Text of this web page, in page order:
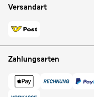
Versandart
Zahlungsarten